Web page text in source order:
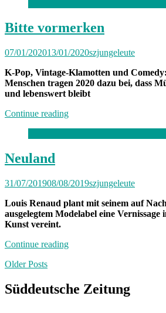
Bitte vormerken
07/01/202013/01/2020szjungeleute
K-Pop, Vintage-Klamotten und
Menschen tragen 2020 dazu bei, dass
und lebenswert bleibt
Continue reading„Bitte
Neuland
31/07/201908/08/2019szjungeleute
Louis Renaud plant mit seinem auf
ausgelegtem Modelabel eine
Kunst vereint.
Continue reading„Neuland“
Posts
navigation
Older Posts
Süddeutsche Zeitung